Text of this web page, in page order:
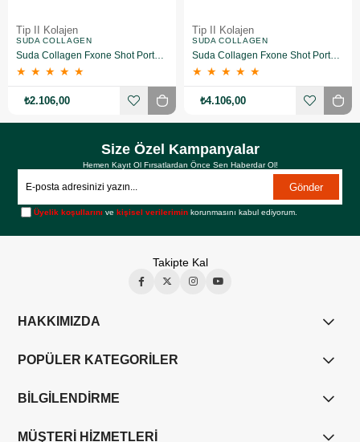
Tip II Kolajen
SUDA COLLAGEN
Suda Collagen Fxone Shot Portakal 30 x 40 ml
★ ★ ★ ★ ★
₺2.106,00
Tip II Kolajen
SUDA COLLAGEN
Suda Collagen Fxone Shot Portakal 30 x 40 ml 2 Adet
★ ★ ★ ★ ★
₺4.106,00
Size Özel Kampanyalar
Hemen Kayıt Ol Fırsatlardan Önce Sen Haberdar Ol!
Gönder
Üyelik koşullarını vekişisel verilerimin korunmasını kabul ediyorum.
Takipte Kal
HAKKIMIZDA
POPÜLER KATEGORİLER
BİLGİLENDİRME
MÜŞTERİ HİZMETLERİ